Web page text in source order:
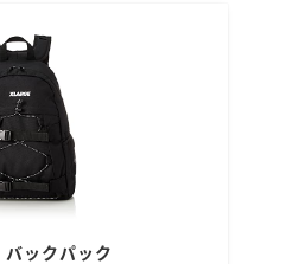
ックパック